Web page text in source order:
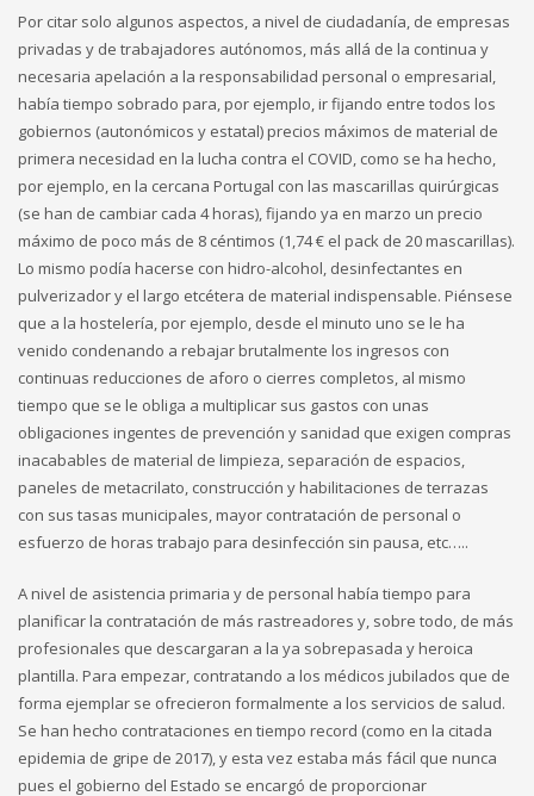
Por citar solo algunos aspectos, a nivel de ciudadanía, de empresas
privadas y de trabajadores autónomos, más allá de la continua y
necesaria apelación a la responsabilidad personal o empresarial,
había tiempo sobrado para, por ejemplo, ir fijando entre todos los
gobiernos (autonómicos y estatal) precios máximos de material de
primera necesidad en la lucha contra el COVID, como se ha hecho,
por ejemplo, en la cercana Portugal con las mascarillas quirúrgicas
(se han de cambiar cada 4 horas), fijando ya en marzo un precio
máximo de poco más de 8 céntimos (1,74 € el pack de 20 mascarillas).
Lo mismo podía hacerse con hidro-alcohol, desinfectantes en
pulverizador y el largo etcétera de material indispensable. Piénsese
que a la hostelería, por ejemplo, desde el minuto uno se le ha
venido condenando a rebajar brutalmente los ingresos con
continuas reducciones de aforo o cierres completos, al mismo
tiempo que se le obliga a multiplicar sus gastos con unas
obligaciones ingentes de prevención y sanidad que exigen compras
inacabables de material de limpieza, separación de espacios,
paneles de metacrilato, construcción y habilitaciones de terrazas
con sus tasas municipales, mayor contratación de personal o
esfuerzo de horas trabajo para desinfección sin pausa, etc…..
A nivel de asistencia primaria y de personal había tiempo para
planificar la contratación de más rastreadores y, sobre todo, de más
profesionales que descargaran a la ya sobrepasada y heroica
plantilla. Para empezar, contratando a los médicos jubilados que de
forma ejemplar se ofrecieron formalmente a los servicios de salud.
Se han hecho contrataciones en tiempo record (como en la citada
epidemia de gripe de 2017), y esta vez estaba más fácil que nunca
pues el gobierno del Estado se encargó de proporcionar